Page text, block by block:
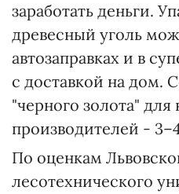
заработать деньги.
древесный уголь
автозаправках и в
с доставкой на дом.
"черного золота" для
производителей - 3–4
По оценкам
лесотехнического